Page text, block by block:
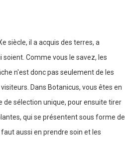
siècle, il a acquis des terres, a
Comme vous le savez, les
n'est donc pas seulement de les
Dans Botanicus, vous êtes en
sélection unique, pour ensuite tirer
qui se présentent sous forme de
aussi en prendre soin et les